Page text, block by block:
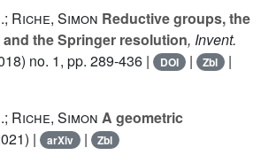
Riche, Simon Reductive groups, the
the Springer resolution, Invent.
no. 1, pp. 289-436 | DOI | Zbl |
Riche, Simon A geometric
| arXiv | Zbl